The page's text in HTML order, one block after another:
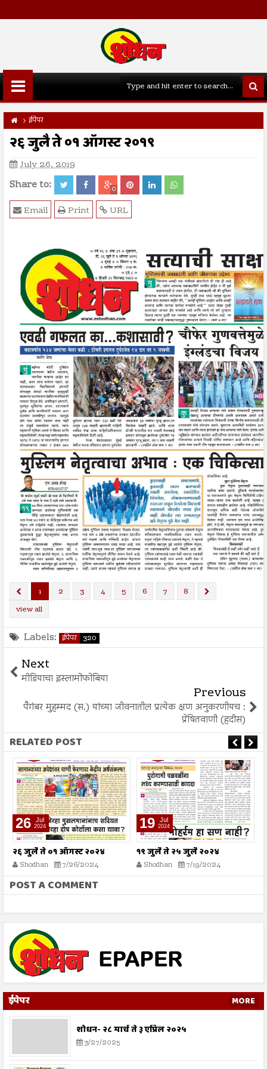
ईपेपर
२६ जुलै ते ०१ ऑगस्ट २०१९
July 26, 2019
Share to: 0
URL
Print
Email
1 2 3 4 5 6 7
8
view all
Labels: ईपेपर 320
Next
मीडियाचा इस्लामोफोबिया
Previous
पैगंबर मुहम्मद (स.) यांच्या जीवनातील प्रत्येक क्षण अनुकरणीयच :
प्रेषितवाणी (हदीस)
RELATED POST
26 Jul
2024
२६ जुलै ते ०१ ऑगस्ट २०२४
Shodhan 7/26/2024
19 Jul
2024
१९ जुलै ते २५ जुलै २०२४
Shodhan 7/19/2024
POST A COMMENT
ईपेपर MORE
शोधन- २८ मार्च ते ३ एप्रिल २०२५
3/27/2025